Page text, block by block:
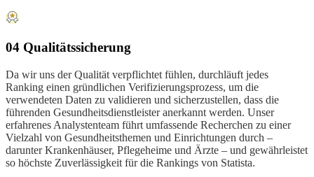
04 Qualitätssicherung
Da wir uns der Qualität verpflichtet fühlen, durchläuft jedes
Ranking einen gründlichen Verifizierungsprozess, um die
verwendeten Daten zu validieren und sicherzustellen, dass die
führenden Gesundheitsdienstleister anerkannt werden. Unser
erfahrenes Analystenteam führt umfassende Recherchen zu einer
Vielzahl von Gesundheitsthemen und Einrichtungen durch –
darunter Krankenhäuser, Pflegeheime und Ärzte – und gewährleistet
so höchste Zuverlässigkeit für die Rankings von Statista.